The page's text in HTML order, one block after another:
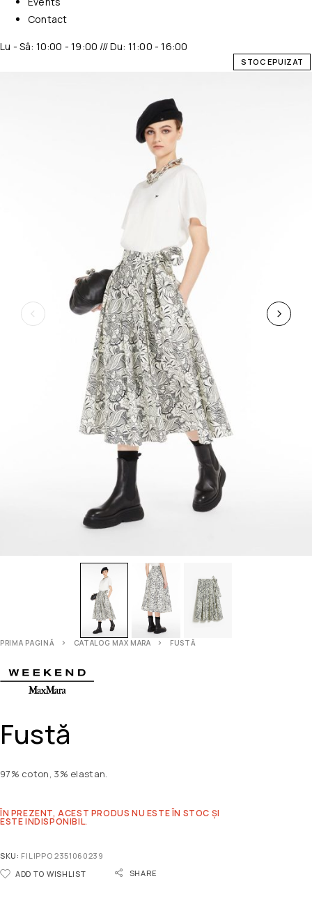
Contact
Lu - Sâ: 10:00 - 19:00 /// Du: 11:00 - 16:00
STOC EPUIZAT
PRIMA PAGINĂ CATALOG MAX MARA FUSTĂ
Fustă
97% coton, 3% elastan.
ÎN PREZENT, ACEST PRODUS NU ESTE ÎN STOC ȘI
ESTE INDISPONIBIL.
SKU: FILIPPO 2351060239
ADD TO WISHLIST
SHARE